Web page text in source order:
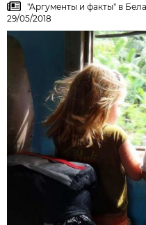
"Аргументы и факты" в
29/05/2018